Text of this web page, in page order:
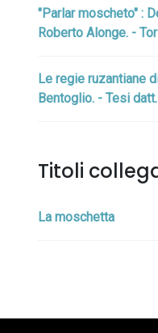
"Parlar moscheto" :
Roberto Alonge. -
Le regie ruzantiane
Bentoglio. - Tesi
Titoli
La moschetta